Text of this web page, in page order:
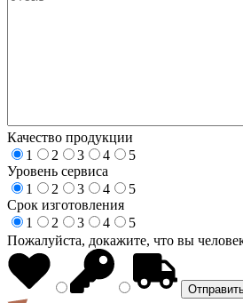
Качество продукции
1
2 3 4
5
Уровень сервиса
1
2 3 4
5
Срок изготовления
1
2 3 4
5
Пожалуйста, докажите, что вы